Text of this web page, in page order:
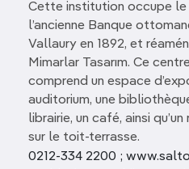
Cette institution occupe
l’ancienne Banque
Vallaury en 1892, et
Mimarlar Tasarım. Ce
comprend un espace
auditorium, une
librairie, un café, ainsi
sur le toit-terrasse.
0212-334 2200 ;